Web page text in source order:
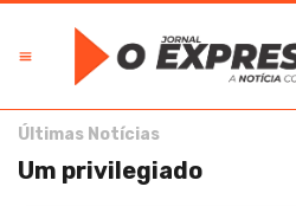
Últimas Notícias
Um privilegiado